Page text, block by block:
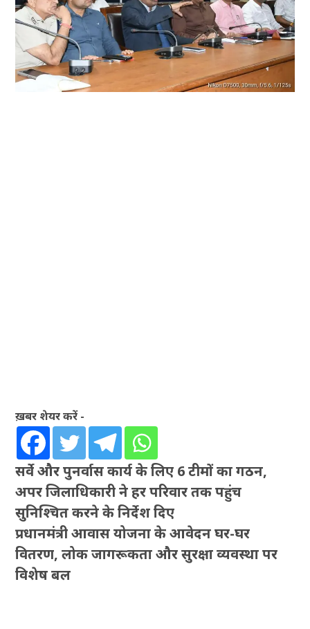
ख़बर शेयर करें -
सर्वे और पुनर्वास कार्य के लिए 6 टीमों का गठन,
अपर जिलाधिकारी ने हर परिवार तक पहुंच
सुनिश्चित करने के निर्देश दिए
प्रधानमंत्री आवास योजना के आवेदन घर-घर
वितरण, लोक जागरूकता और सुरक्षा व्यवस्था पर
विशेष बल